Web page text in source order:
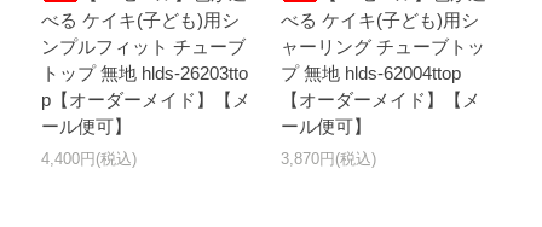
べる ケイキ(子ども)用シ
ンプルフィット チューブ
トップ 無地 hlds-26203tto
p【オーダーメイド】【メ
ール便可】
4,400円(税込)
べる ケイキ(子ども)用シ
ャーリング チューブトッ
プ 無地 hlds-62004ttop
【オーダーメイド】【メ
ール便可】
3,870円(税込)